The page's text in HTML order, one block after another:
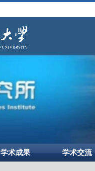
学术成果 学术交流